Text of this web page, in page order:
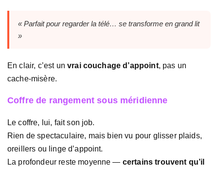
« Parfait pour regarder la télé… se transforme en grand lit
»
En clair, c’est unvrai couchage d’appoint, pas un
cache-misère.
Coffre de rangement sous méridienne
Le coffre, lui, fait son job.
Rien de spectaculaire, mais bien vu pour glisser plaids,
oreillers ou linge d’appoint.
La profondeur reste moyenne — certains trouvent qu’il